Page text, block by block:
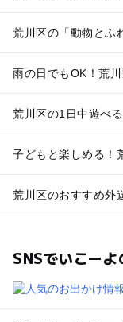
荒川区の「動物とふ
雨の日でもOK！荒
荒川区の1日中遊べ
子どもと楽しめる！
荒川区のおすすめ外
SNSでいこーよ